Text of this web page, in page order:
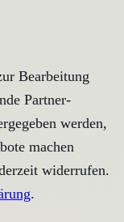
Bearbeitung
Partner-
werden,
machen
widerrufen.
.